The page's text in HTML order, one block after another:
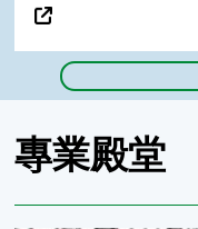
專業殿堂